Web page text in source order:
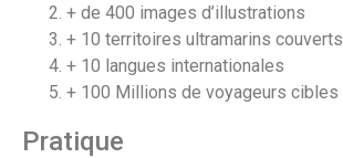
+ de 400 images d’illustrations
+ 10 territoires ultramarins couverts
+ 10 langues internationales
+ 100 Millions de voyageurs cibles
Pratique